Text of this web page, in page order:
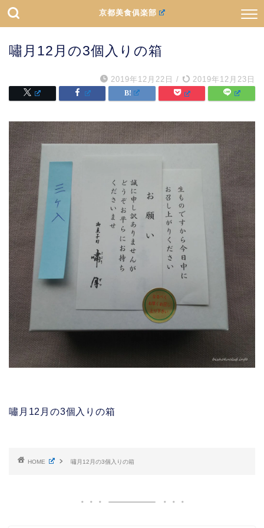
京都美食俱楽部
嘯月12月の3個入りの箱
2019年12月22日 / 2019年12月23日
嘯月12月の3個入りの箱
HOME 嘯月12月の3個入りの箱